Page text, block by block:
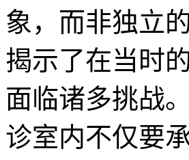
象，而非独立
揭示了在当时
面临诸多挑战
诊室内不仅要